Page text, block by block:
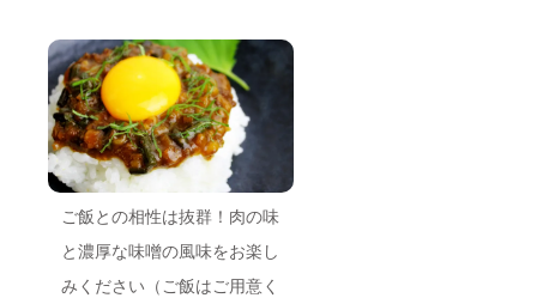
ご飯との相性は抜群！肉の味
と濃厚な味噌の風味をお楽し
みください（ご飯はご用意く